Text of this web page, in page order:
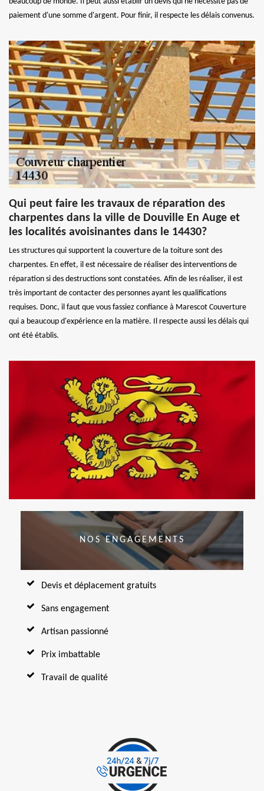
paiement d'une somme d'argent. Pour finir, il respecte les délais convenus.
Qui peut faire les travaux de réparation des
charpentes dans la ville de Douville En Auge et
les localités avoisinantes dans le 14430?
Les structures qui supportent la couverture de la toiture sont des
charpentes. En effet, il est nécessaire de réaliser des interventions de
réparation si des destructions sont constatées. Afin de les réaliser, il est
très important de contacter des personnes ayant les qualifications
requises. Donc, il faut que vous fassiez confiance à Marescot Couverture
qui a beaucoup d'expérience en la matière. Il respecte aussi les délais qui
ont été établis.
NOS ENGAGEMENTS
Devis et déplacement gratuits
Sans engagement
Artisan passionné
Prix imbattable
Travail de qualité